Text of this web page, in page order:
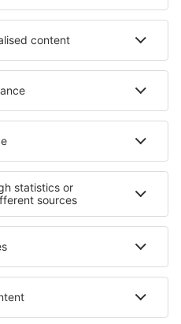
Westerholt
în Smoszewo
în Valdelateja
Hoteluri în Oeversee
in Umbria